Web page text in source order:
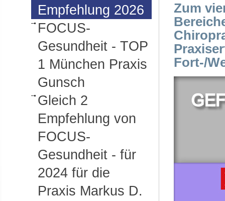
Empfehlung 2026
FOCUS-
Gesundheit - TOP
1 München Praxis
Gunsch
Gleich 2
Empfehlung von
FOCUS-
Gesundheit - für
2024 für die
Praxis Markus D.
Zum
Fort-/